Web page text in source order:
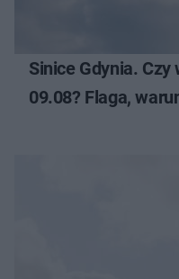
Sinice Gdynia.
09.08? Flaga,